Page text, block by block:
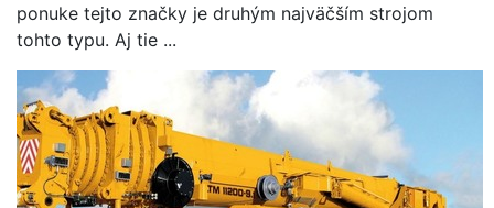
ponuke tejto značky je druhým najväčším strojom
tohto typu. Aj tie ...